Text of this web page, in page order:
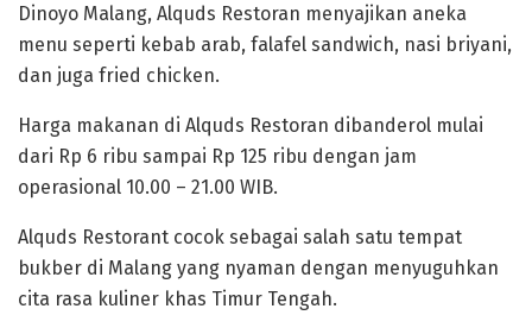
Dinoyo Malang, Alquds Restoran menyajikan aneka
menu seperti kebab arab, falafel sandwich, nasi briyani,
dan juga fried chicken.
Harga makanan di Alquds Restoran dibanderol mulai
dari Rp 6 ribu sampai Rp 125 ribu dengan jam
operasional 10.00 – 21.00 WIB.
Alquds Restorant cocok sebagai salah satu tempat
bukber di Malang yang nyaman dengan menyuguhkan
cita rasa kuliner khas Timur Tengah.